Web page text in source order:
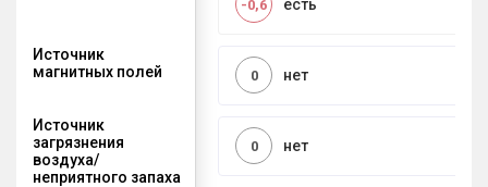
есть
-0,6
Источник
магнитных полей
нет
0
Источник
загрязнения
воздуха/
неприятного запаха
нет
0